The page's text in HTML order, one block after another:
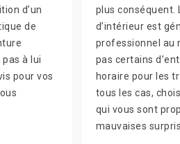
d’un
de
à lui
pour vos
plus conséquent.
d’intérieur est
professionnel au
pas certains
horaire pour les
tous les cas,
qui vous sont
mauvaises